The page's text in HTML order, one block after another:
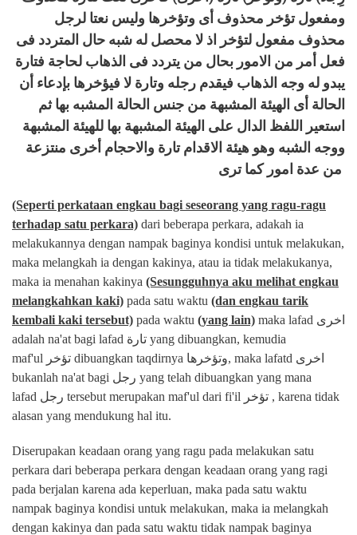
ومفعول تؤخر محذوف أى وتؤخرها وليس نعتا لرجل
محذوف مفعول لتؤخر اذ لا محصل له شبه حال المتردد فى
فعل أمر من الامور بحال من يتردد فى الذهاب لحاجة فتارة
يبدو له وجه الذهاب فيقدم رجله وتارة لا فيؤخرها بإدعاء أن
الحالة أى الهيئة المشبهة من جنس الحالة المشبه بها ثم
استعير اللفظ الدال على الهيئة المشبهة بها للهيئة المشبهة
ووجه الشبه وهو هيئة الاقدام تارة والاحجام أخرى منتزعة
(Seperti perkataan engkau bagi seseorang yang ragu-ragu
terhadap satu perkara) dari beberapa perkara, adakah ia
melakukannya dengan nampak baginya kondisi untuk melakukan,
maka melangkah ia dengan kakinya, atau ia tidak melakukanya,
maka ia menahan kakinya (Sesungguhnya aku melihat engkau
melangkahkan kaki) pada satu waktu (dan engkau tarik
kembali kaki tersebut) pada waktu (yang lain) maka lafad اخرى
adalah na'at bagi lafad تارة yang dibuangkan, kemudia
maf'ul
تؤخر dibuangkan taqdirnya وتؤخرها, maka lafatd اخرى
bukanlah na'at bagi رجل yang telah dibuangkan yang mana
lafad
رجل tersebut merupakan maf'ul dari fi'il تؤخر , karena tidak
alasan yang mendukung hal itu.
Diserupakan keadaan orang yang ragu pada melakukan satu
perkara dari beberapa perkara dengan keadaan orang yang ragi
pada berjalan karena ada keperluan, maka pada satu waktu
nampak baginya kondisi untuk melakukan, maka ia melangkah
dengan kakinya dan pada satu waktu tidak nampak baginya